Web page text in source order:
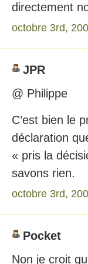
directement
octobre 3rd,
JPR
@ Philippe
C’est bien le
déclaration
« pris la
savons rien.
octobre 3rd,
Pocket
Non je croit